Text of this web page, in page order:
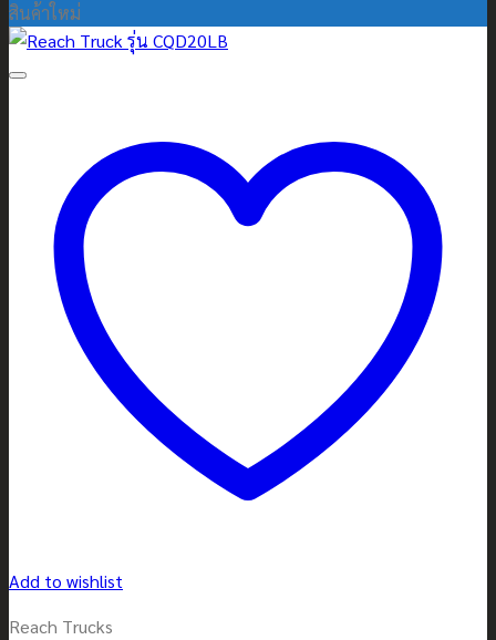
สินค้าใหม่
Add to wishlist
Reach Trucks